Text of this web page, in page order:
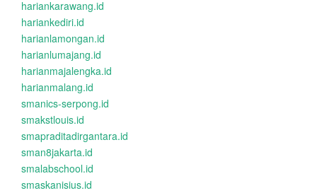
hariankarawang.id
hariankediri.id
harianlamongan.id
harianlumajang.id
harianmajalengka.id
harianmalang.id
smanics-serpong.id
smakstlouis.id
smapraditadirgantara.id
sman8jakarta.id
smalabschool.id
smaskanisius.id